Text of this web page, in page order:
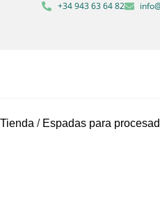
+34 943 63 64 82
Tienda / Espadas para